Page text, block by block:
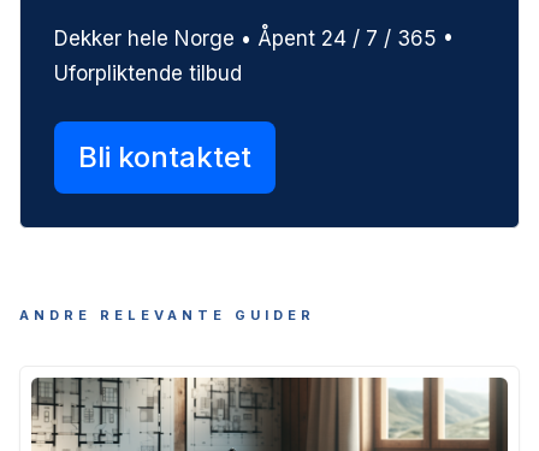
Dekker hele Norge • Åpent 24 / 7 / 365 •
Uforpliktende tilbud
Bli kontaktet
ANDRE RELEVANTE GUIDER